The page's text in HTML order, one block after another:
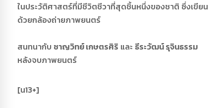
ในประวัติศาสตร์ที่มีชีวิตชีวาที่สุดชิ้นหนึ่งของชาติ ซึ่งเขียน
ด้วยกล้องถ่ายภาพยนตร์
สนทนากับ ชาญวิทย์ เกษตรศิริ และ ธีระวัฒน์ รุจินธรรม
หลังจบภาพยนตร์
[น13+]